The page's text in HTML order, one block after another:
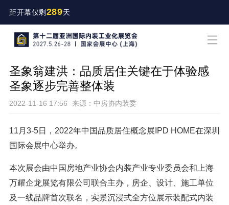
距开幕仅剩 289天
圣象翁建洪：品质居住关键在于体验感
圣象逐步完善整体装
2022-11-16 17:56 来源：中房协内装委
11月3-5日，2022年中国品质居住概念展IPD HOME在深圳
国际会展中心举办。
本次展会由中国房地产业协会内装产业专业委员会和上海
万耀企龙展览有限公司联合主办，房企、设计、施工单位
及一线品牌首次联名，实景沉浸式全方位展示装配式内装